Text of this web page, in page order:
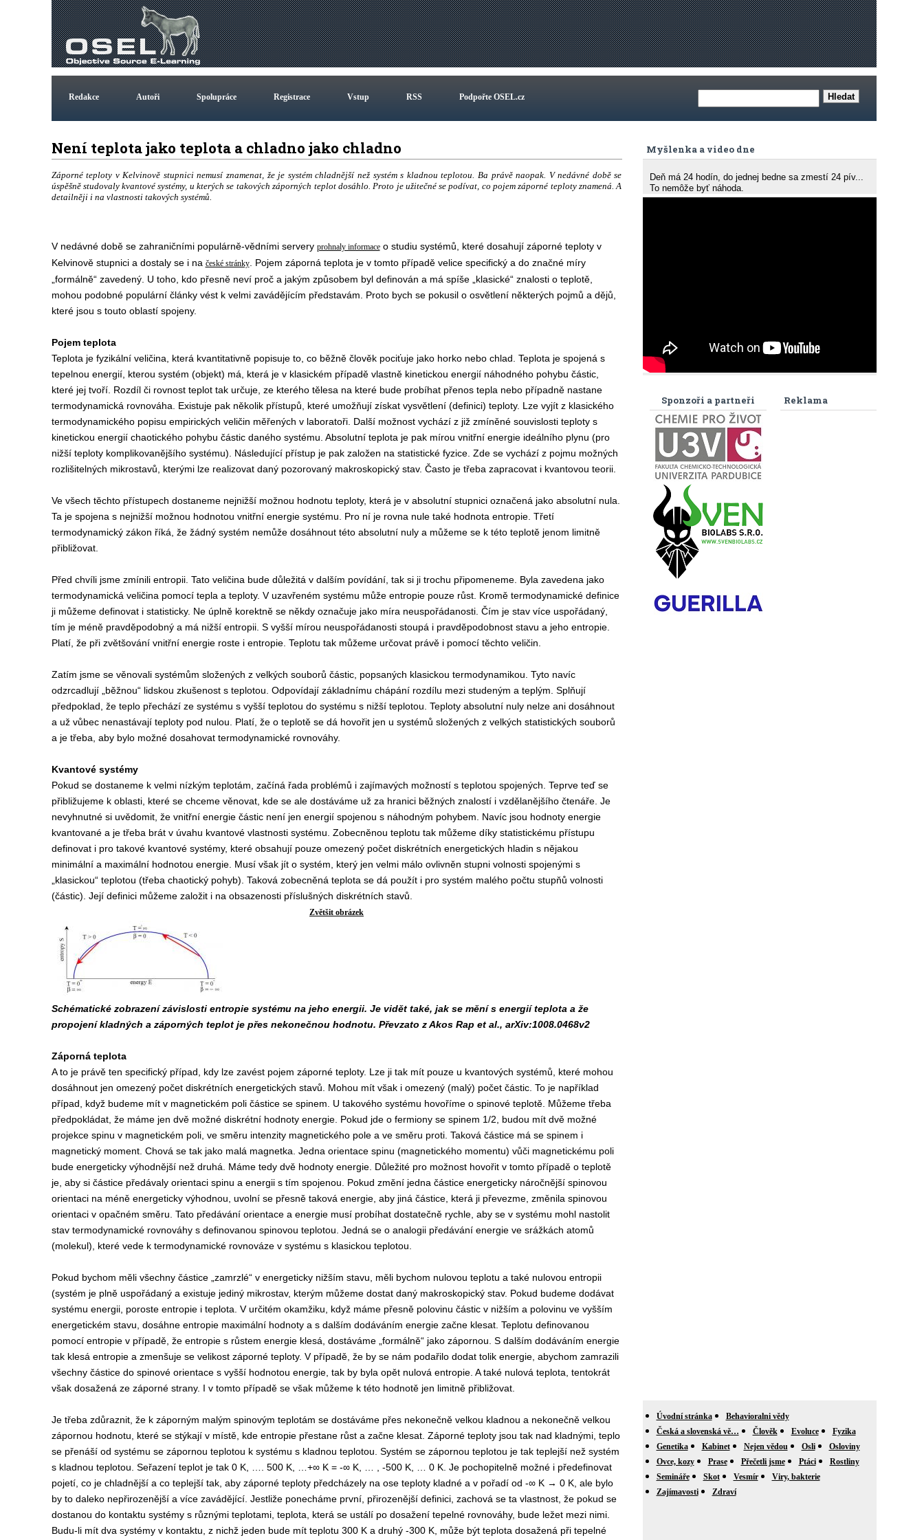
Redakce Autoři Spolupráce Registrace Vstup RSS Podpořte OSEL.cz
Není teplota jako teplota a chladno jako chladno
Záporné teploty v Kelvinově stupnici nemusí znamenat, že je systém chladnější než systém s kladnou teplotou. Ba právě naopak. V nedávné době se
úspěšně studovaly kvantové systémy, u kterých se takových záporných teplot dosáhlo. Proto je užitečné se podívat, co pojem záporné teploty znamená. A
detailněji i na vlastnosti takových systémů.
V nedávné době se zahraničními populárně-vědními servery prohnaly informaceo studiu systémů, které dosahují záporné teploty v
Kelvinově stupnici a dostaly se i na české stránky. Pojem záporná teplota je v tomto případě velice specifický a do značné míry
„formálně“ zavedený. U toho, kdo přesně neví proč a jakým způsobem byl definován a má spíše „klasické“ znalosti o teplotě,
mohou podobné populární články vést k velmi zavádějícím představám. Proto bych se pokusil o osvětlení některých pojmů a dějů,
které jsou s touto oblastí spojeny.
Pojem teplota
Teplota je fyzikální veličina, která kvantitativně popisuje to, co běžně člověk pociťuje jako horko nebo chlad. Teplota je spojená s
tepelnou energií, kterou systém (objekt) má, která je v klasickém případě vlastně kinetickou energií náhodného pohybu částic,
které jej tvoří. Rozdíl či rovnost teplot tak určuje, ze kterého tělesa na které bude probíhat přenos tepla nebo případně nastane
termodynamická rovnováha. Existuje pak několik přístupů, které umožňují získat vysvětlení (definici) teploty. Lze vyjít z klasického
termodynamického popisu empirických veličin měřených v laboratoři. Další možnost vychází z již zmíněné souvislosti teploty s
kinetickou energií chaotického pohybu částic daného systému. Absolutní teplota je pak mírou vnitřní energie ideálního plynu (pro
nižší teploty komplikovanějšího systému). Následující přístup je pak založen na statistické fyzice. Zde se vychází z pojmu možných
rozlišitelných mikrostavů, kterými lze realizovat daný pozorovaný makroskopický stav. Často je třeba zapracovat i kvantovou teorii.
Ve všech těchto přístupech dostaneme nejnižší možnou hodnotu teploty, která je v absolutní stupnici označená jako absolutní nula.
Ta je spojena s nejnižší možnou hodnotou vnitřní energie systému. Pro ní je rovna nule také hodnota entropie. Třetí
termodynamický zákon říká, že žádný systém nemůže dosáhnout této absolutní nuly a můžeme se k této teplotě jenom limitně
přibližovat.
Před chvíli jsme zmínili entropii. Tato veličina bude důležitá v dalším povídání, tak si ji trochu připomeneme. Byla zavedena jako
termodynamická veličina pomocí tepla a teploty. V uzavřeném systému může entropie pouze růst. Kromě termodynamické definice
ji můžeme definovat i statisticky. Ne úplně korektně se někdy označuje jako míra neuspořádanosti. Čím je stav více uspořádaný,
tím je méně pravděpodobný a má nižší entropii. S vyšší mírou neuspořádanosti stoupá i pravděpodobnost stavu a jeho entropie.
Platí, že při zvětšování vnitřní energie roste i entropie. Teplotu tak můžeme určovat právě i pomocí těchto veličin.
Zatím jsme se věnovali systémům složených z velkých souborů částic, popsaných klasickou termodynamikou. Tyto navíc
odzrcadlují „běžnou“ lidskou zkušenost s teplotou. Odpovídají základnímu chápání rozdílu mezi studeným a teplým. Splňují
předpoklad, že teplo přechází ze systému s vyšší teplotou do systému s nižší teplotou. Teploty absolutní nuly nelze ani dosáhnout
a už vůbec nenastávají teploty pod nulou. Platí, že o teplotě se dá hovořit jen u systémů složených z velkých statistických souborů
a je třeba, aby bylo možné dosahovat termodynamické rovnováhy.
Kvantové systémy
Pokud se dostaneme k velmi nízkým teplotám, začíná řada problémů i zajímavých možností s teplotou spojených. Teprve teď se
přibližujeme k oblasti, které se chceme věnovat, kde se ale dostáváme už za hranici běžných znalostí i vzdělanějšího čtenáře. Je
nevyhnutné si uvědomit, že vnitřní energie částic není jen energií spojenou s náhodným pohybem. Navíc jsou hodnoty energie
kvantované a je třeba brát v úvahu kvantové vlastnosti systému. Zobecněnou teplotu tak můžeme díky statistickému přístupu
definovat i pro takové kvantové systémy, které obsahují pouze omezený počet diskrétních energetických hladin s nějakou
minimální a maximální hodnotou energie. Musí však jít o systém, který jen velmi málo ovlivněn stupni volnosti spojenými s
„klasickou“ teplotou (třeba chaotický pohyb). Taková zobecněná teplota se dá použít i pro systém malého počtu stupňů volnosti
(částic). Její definici můžeme založit i na obsazenosti příslušných diskrétních stavů.
Zvětšit obrázek
Schématické zobrazení závislosti entropie systému na jeho energii. Je vidět také, jak se mění s energií teplota a že
propojení kladných a záporných teplot je přes nekonečnou hodnotu. Převzato z Akos Rap et al., arXiv:1008.0468v2
Záporná teplota
A to je právě ten specifický případ, kdy lze zavést pojem záporné teploty. Lze ji tak mít pouze u kvantových systémů, které mohou
dosáhnout jen omezený počet diskrétních energetických stavů. Mohou mít však i omezený (malý) počet částic. To je například
případ, když budeme mít v magnetickém poli částice se spinem. U takového systému hovoříme o spinové teplotě. Můžeme třeba
předpokládat, že máme jen dvě možné diskrétní hodnoty energie. Pokud jde o fermiony se spinem 1/2, budou mít dvě možné
projekce spinu v magnetickém poli, ve směru intenzity magnetického pole a ve směru proti. Taková částice má se spinem i
magnetický moment. Chová se tak jako malá magnetka. Jedna orientace spinu (magnetického momentu) vůči magnetickému poli
bude energeticky výhodnější než druhá. Máme tedy dvě hodnoty energie. Důležité pro možnost hovořit v tomto případě o teplotě
je, aby si částice předávaly orientaci spinu a energii s tím spojenou. Pokud změní jedna částice energeticky náročnější spinovou
orientaci na méně energeticky výhodnou, uvolní se přesně taková energie, aby jiná částice, která ji převezme, změnila spinovou
orientaci v opačném směru. Tato předávání orientace a energie musí probíhat dostatečně rychle, aby se v systému mohl nastolit
stav termodynamické rovnováhy s definovanou spinovou teplotou. Jedná se o analogii předávání energie ve srážkách atomů
(molekul), které vede k termodynamické rovnováze v systému s klasickou teplotou.
Pokud bychom měli všechny částice „zamrzlé“ v energeticky nižším stavu, měli bychom nulovou teplotu a také nulovou entropii
(systém je plně uspořádaný a existuje jediný mikrostav, kterým můžeme dostat daný makroskopický stav. Pokud budeme dodávat
systému energii, poroste entropie i teplota. V určitém okamžiku, když máme přesně polovinu částic v nižším a polovinu ve vyšším
energetickém stavu, dosáhne entropie maximální hodnoty a s dalším dodáváním energie začne klesat. Teplotu definovanou
pomocí entropie v případě, že entropie s růstem energie klesá, dostáváme „formálně“ jako zápornou. S dalším dodáváním energie
tak klesá entropie a zmenšuje se velikost záporné teploty. V případě, že by se nám podařilo dodat tolik energie, abychom zamrazili
všechny částice do spinové orientace s vyšší hodnotou energie, tak by byla opět nulová entropie. A také nulová teplota, tentokrát
však dosažená ze záporné strany. I v tomto případě se však můžeme k této hodnotě jen limitně přibližovat.
Je třeba zdůraznit, že k záporným malým spinovým teplotám se dostáváme přes nekonečně velkou kladnou a nekonečně velkou
zápornou hodnotu, které se stýkají v místě, kde entropie přestane růst a začne klesat. Záporné teploty jsou tak nad kladnými, teplo
se přenáší od systému se zápornou teplotou k systému s kladnou teplotou. Systém se zápornou teplotou je tak teplejší než systém
s kladnou teplotou. Seřazení teplot je tak 0 K, …. 500 K, …+∞ K = -∞ K, … , -500 K, … 0 K. Je pochopitelně možné i předefinovat
pojetí, co je chladnější a co teplejší tak, aby záporné teploty předcházely na ose teploty kladné a v pořadí od -∞ K → 0 K, ale bylo
by to daleko nepřirozenější a více zavádějící. Jestliže ponecháme první, přirozenější definici, zachová se ta vlastnost, že pokud se
dostanou do kontaktu systémy s různými teplotami, teplota, která se ustálí po dosažení tepelné rovnováhy, bude ležet mezi nimi.
Budu-li mít dva systémy v kontaktu, z nichž jeden bude mít teplotu 300 K a druhý -300 K, může být teplota dosažená při tepelné
Myšlenka a video dne
Deň má 24 hodín, do jednej bedne sa zmestí 24 pív...
To nemôže byť náhoda.
Reklama
Sponzoři a partneři
Úvodní stránka
Behavioralni vědy
Česká a slovenská vě…
Člověk Evoluce
Fyzika
Genetika
Kabinet Nejen vědou Osli
Osloviny
Ovce, kozy
Prase Přečetli jsme Ptáci
Rostliny
Semináře
Skot Vesmír
Viry, bakterie
Zajímavosti
Zdraví